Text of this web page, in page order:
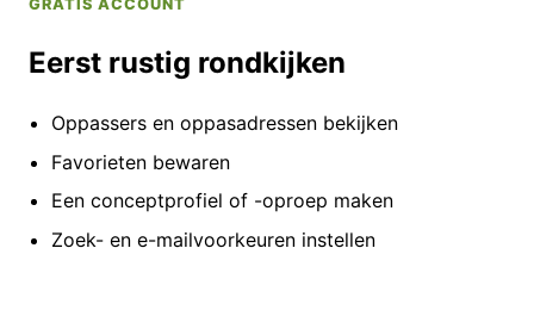
GRATIS ACCOUNT
Eerst rustig rondkijken
Oppassers en oppasadressen bekijken
Favorieten bewaren
Een conceptprofiel of -oproep maken
Zoek- en e-mailvoorkeuren instellen